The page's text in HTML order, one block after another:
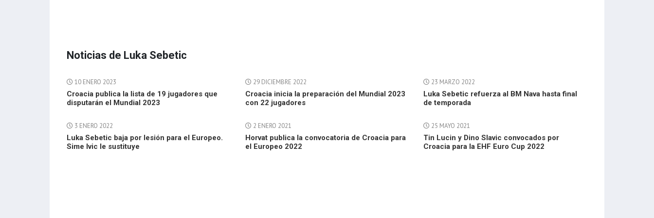
Noticias de Luka Sebetic
10 ENERO 2023
Croacia publica la lista de 19 jugadores que
disputarán el Mundial 2023
29 DICIEMBRE 2022
Croacia inicia la preparación del Mundial 2023
con 22 jugadores
23 MARZO 2022
Luka Sebetic refuerza al BM Nava hasta final
de temporada
3 ENERO 2022
Luka Sebetic baja por lesión para el Europeo.
Sime Ivic le sustituye
2 ENERO 2021
Horvat publica la convocatoria de Croacia para
el Europeo 2022
25 MAYO 2021
Tin Lucin y Dino Slavic convocados por
Croacia para la EHF Euro Cup 2022